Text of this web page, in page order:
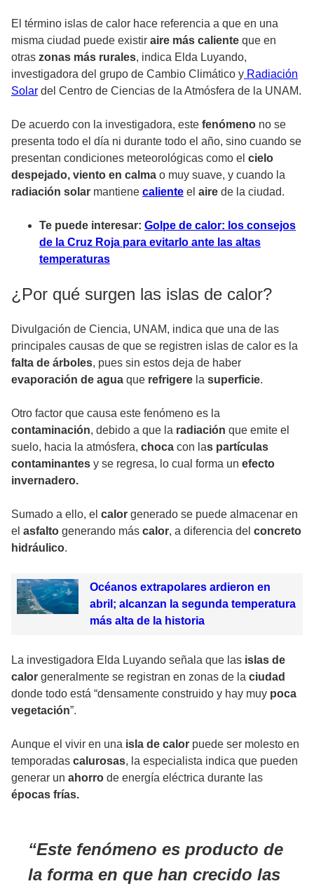
El término islas de calor hace referencia a que en una
misma ciudad puede existir aire más caliente que en
otras zonas más rurales, indica Elda Luyando,
investigadora del grupo de Cambio Climático y Radiación
Solar del Centro de Ciencias de la Atmósfera de la UNAM.
De acuerdo con la investigadora, este fenómeno no se
presenta todo el día ni durante todo el año, sino cuando se
presentan condiciones meteorológicas como el cielo
despejado, viento en calma o muy suave, y cuando la
radiación solar mantiene caliente el aire de la ciudad.
Te puede interesar: Golpe de calor: los consejos
de la Cruz Roja para evitarlo ante las altas
temperaturas
¿Por qué surgen las islas de calor?
Divulgación de Ciencia, UNAM, indica que una de las
principales causas de que se registren islas de calor es la
falta de árboles, pues sin estos deja de haber
evaporación de agua que refrigere la superficie.
Otro factor que causa este fenómeno es la
contaminación, debido a que la radiación que emite el
suelo, hacia la atmósfera, choca con las partículas
contaminantes y se regresa, lo cual forma un efecto
invernadero.
Sumado a ello, el calor generado se puede almacenar en
el asfalto generando más calor, a diferencia del concreto
hidráulico.
Océanos extrapolares ardieron en
abril; alcanzan la segunda temperatura
más alta de la historia
La investigadora Elda Luyando señala que las islas de
calor generalmente se registran en zonas de la ciudad
donde todo está “densamente construido y hay muy poca
vegetación”.
Aunque el vivir en una isla de calor puede ser molesto en
temporadas calurosas, la especialista indica que pueden
generar un ahorro de energía eléctrica durante las
épocas frías.
Este fenómeno es producto de
la forma en que han crecido las